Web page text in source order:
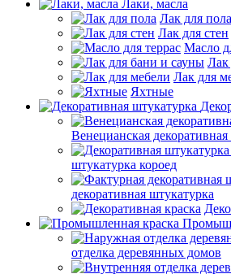
Лаки, масла
Лак для пола
Лак для стен
Масло
Лак
Лак для
Яхтные
Венецианская
штукатурка короед
декоративная штукатурка
отделка деревянных домов